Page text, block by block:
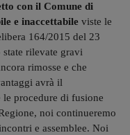
con il Comune di
e inaccettabile viste le
164/2015 del 23
rilevate gravi
rimosse e che
avrà il
procedure di fusione
noi continueremo
e assemblee. Noi